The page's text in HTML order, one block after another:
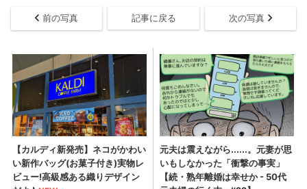
前の写真 記事に戻る 次の写真